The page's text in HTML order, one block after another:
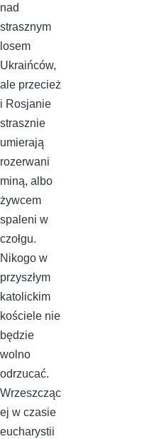
nad
strasznym
losem
Ukraińców,
ale przecież
i Rosjanie
strasznie
umierają
rozerwani
miną, albo
żywcem
spaleni w
czołgu.
Nikogo w
przyszłym
katolickim
kościele nie
będzie
wolno
odrzucać.
Wrzeszcząc
ej w czasie
eucharystii